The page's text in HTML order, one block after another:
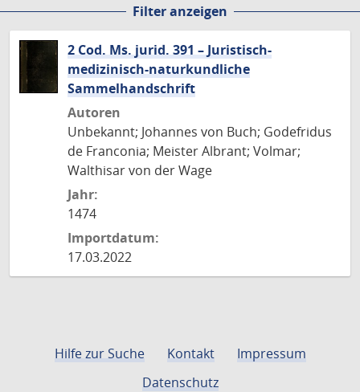
Filter anzeigen
2 Cod. Ms. jurid. 391 – Juristisch-
medizinisch-naturkundliche
Sammelhandschrift
Autoren
Unbekannt; Johannes von Buch; Godefridus
de Franconia; Meister Albrant; Volmar;
Walthisar von der Wage
Jahr:
1474
Importdatum:
17.03.2022
Hilfe zur Suche Kontakt
Impressum
Datenschutz